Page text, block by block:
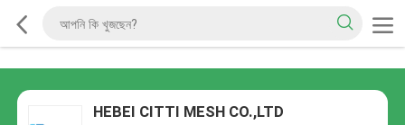
HEBEI CITTI MESH CO.,LTD